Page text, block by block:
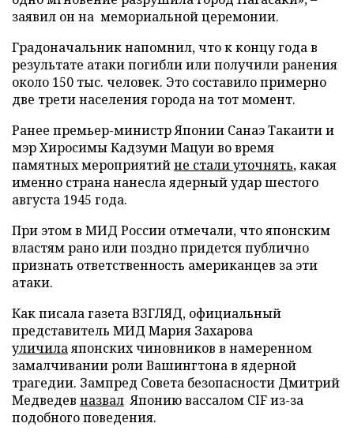
заявил он на мемориальной церемонии.
Градоначальник напомнил, что к концу года в
результате атаки погибли или получили ранения
около 150 тыс. человек. Это составило примерно
две трети населения города на тот момент.
Ранее премьер-министр Японии Санаэ Такаити и
мэр Хиросимы Кадзуми Мацуи во время
памятных мероприятийне стали уточнять, какая
именно страна нанесла ядерный удар шестого
августа 1945 года.
При этом в МИД России отмечали, что японским
властям рано или поздно придется публично
признать ответственность американцев за эти
атаки.
Как писала газета ВЗГЛЯД, официальный
представитель МИД Мария Захарова
уличилаяпонских чиновников в намеренном
замалчивании роли Вашингтона в ядерной
трагедии. Зампред Совета безопасности Дмитрий
Медведев назвал Японию вассалом CIF из-за
подобного поведения.